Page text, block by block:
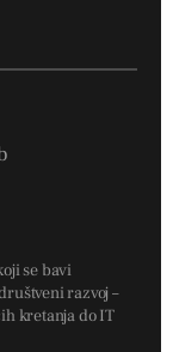
se bavi
razvoj –
kretanja do IT